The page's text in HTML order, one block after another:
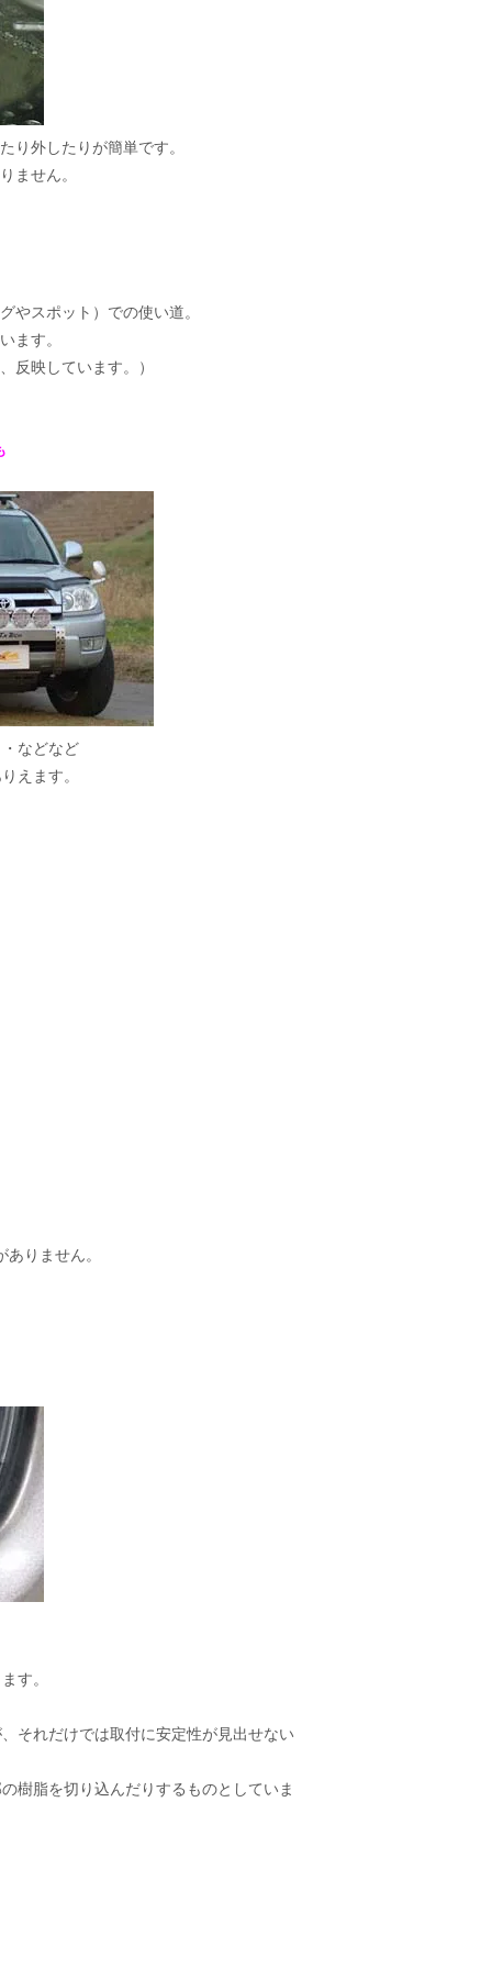
り外したりが簡単です。
ません。
スポット）での使い道。
います。
反映しています。）
などなど
えます。
りません。
す。
それだけでは取付に安定性が見出せない
樹脂を切り込んだりするものとしていま